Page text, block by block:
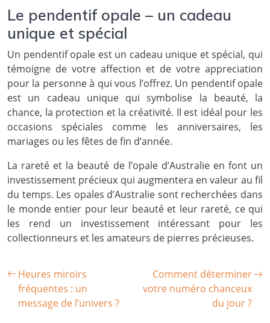
Le pendentif opale – un cadeau
unique et spécial
Un pendentif opale est un cadeau unique et spécial, qui
témoigne de votre affection et de votre appreciation
pour la personne à qui vous l’offrez. Un pendentif opale
est un cadeau unique qui symbolise la beauté, la
chance, la protection et la créativité. Il est idéal pour les
occasions spéciales comme les anniversaires, les
mariages ou les fêtes de fin d’année.
La rareté et la beauté de l’opale d’Australie en font un
investissement précieux qui augmentera en valeur au fil
du temps. Les opales d’Australie sont recherchées dans
le monde entier pour leur beauté et leur rareté, ce qui
les rend un investissement intéressant pour les
collectionneurs et les amateurs de pierres précieuses.
Heures miroirs
fréquentes : un
message de l’univers ?
Comment déterminer
votre numéro chanceux
du jour ?